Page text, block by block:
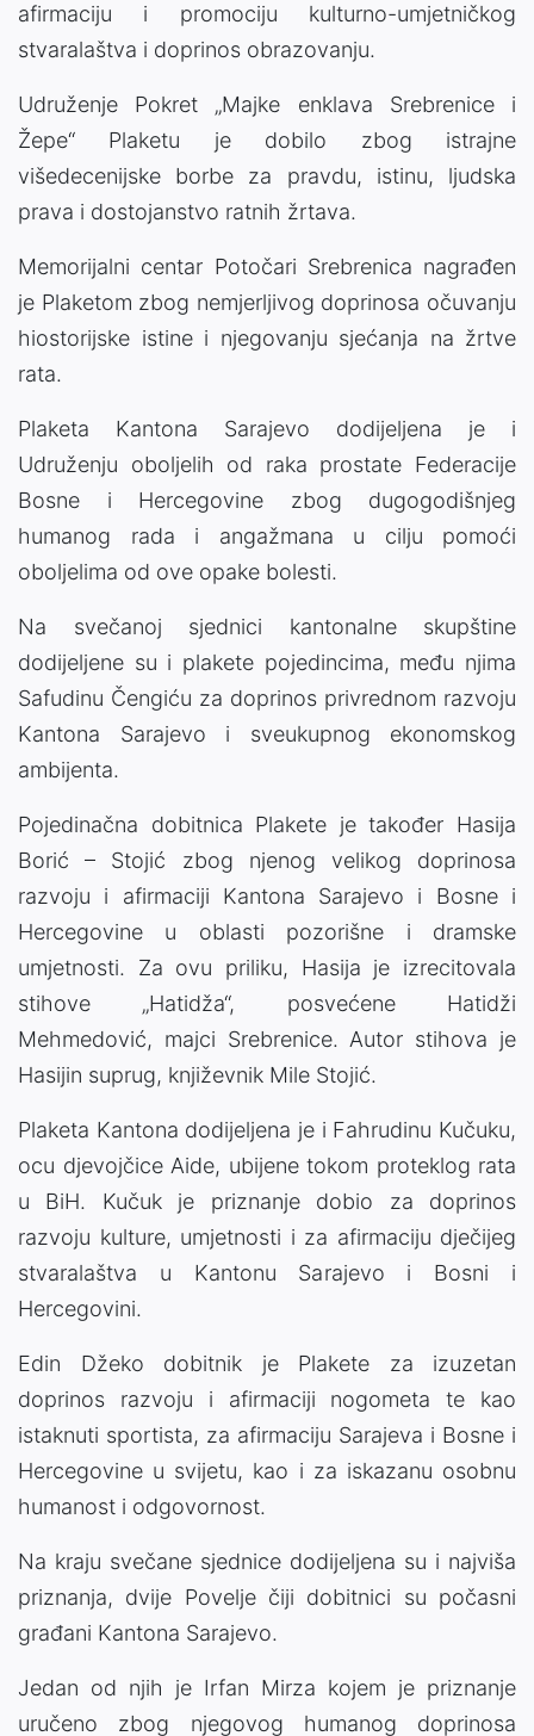
afirmaciju i promociju kulturno-umjetničkog
stvaralaštva i doprinos obrazovanju.
Udruženje Pokret „Majke enklava Srebrenice i
Žepe“ Plaketu je dobilo zbog istrajne
višedecenijske borbe za pravdu, istinu, ljudska
prava i dostojanstvo ratnih žrtava.
Memorijalni centar Potočari Srebrenica nagrađen
je Plaketom zbog nemjerljivog doprinosa očuvanju
hiostorijske istine i njegovanju sjećanja na žrtve
rata.
Plaketa Kantona Sarajevo dodijeljena je i
Udruženju oboljelih od raka prostate Federacije
Bosne i Hercegovine zbog dugogodišnjeg
humanog rada i angažmana u cilju pomoći
oboljelima od ove opake bolesti.
Na svečanoj sjednici kantonalne skupštine
dodijeljene su i plakete pojedincima, među njima
Safudinu Čengiću za doprinos privrednom razvoju
Kantona Sarajevo i sveukupnog ekonomskog
ambijenta.
Pojedinačna dobitnica Plakete je također Hasija
Borić – Stojić zbog njenog velikog doprinosa
razvoju i afirmaciji Kantona Sarajevo i Bosne i
Hercegovine u oblasti pozorišne i dramske
umjetnosti. Za ovu priliku, Hasija je izrecitovala
stihove „Hatidža“, posvećene Hatidži
Mehmedović, majci Srebrenice. Autor stihova je
Hasijin suprug, književnik Mile Stojić.
Plaketa Kantona dodijeljena je i Fahrudinu Kučuku,
ocu djevojčice Aide, ubijene tokom proteklog rata
u BiH. Kučuk je priznanje dobio za doprinos
razvoju kulture, umjetnosti i za afirmaciju dječijeg
stvaralaštva u Kantonu Sarajevo i Bosni i
Hercegovini.
Edin Džeko dobitnik je Plakete za izuzetan
doprinos razvoju i afirmaciji nogometa te kao
istaknuti sportista, za afirmaciju Sarajeva i Bosne i
Hercegovine u svijetu, kao i za iskazanu osobnu
humanost i odgovornost.
Na kraju svečane sjednice dodijeljena su i najviša
priznanja, dvije Povelje čiji dobitnici su počasni
građani Kantona Sarajevo.
Jedan od njih je Irfan Mirza kojem je priznanje
uručeno zbog njegovog humanog doprinosa